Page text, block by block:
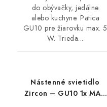
do obývačky, jedálne
alebo kuchyne. Pätica
GU10 pre žiarovku max. 5
W. Trieda...
Nástenné svietidlo
Zircon – GU10 1x MAX